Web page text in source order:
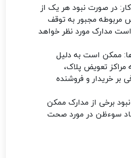
در صورت نبود هر یک از
مربوطه مجبور به توقف
مدارک مورد نظر خواهد
ممکن است به دلیل
مراکز تعویض پلاک،
بر خریدار و فروشنده
برخی از مدارک ممکن
سوءظن در مورد صحت